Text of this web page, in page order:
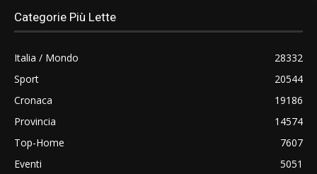
Categorie Più Lette
Italia / Mondo
28332
Sport
20544
Cronaca
19186
Provincia
14574
Top-Home
7607
Eventi
5051